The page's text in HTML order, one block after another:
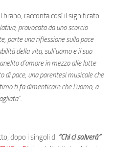
brano, racconta così il significato
provocata da uno scorcio
parte una riflessione sulla pace
della vita, sull’uomo e il suo
d’amore in mezzo alle lotte
di pace, una parentesi musicale che
ti fa dimenticare che l’uomo, a
dopo i singoli di “Chi ci salverà”